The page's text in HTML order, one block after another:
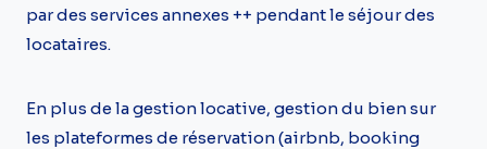
par des services annexes ++ pendant le séjour des
locataires.
En plus de la gestion locative, gestion du bien sur
les plateformes de réservation (airbnb, booking